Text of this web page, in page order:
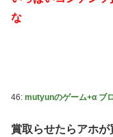
な
46: mutyunのゲーム+α ブ
賞取らせたらアホ